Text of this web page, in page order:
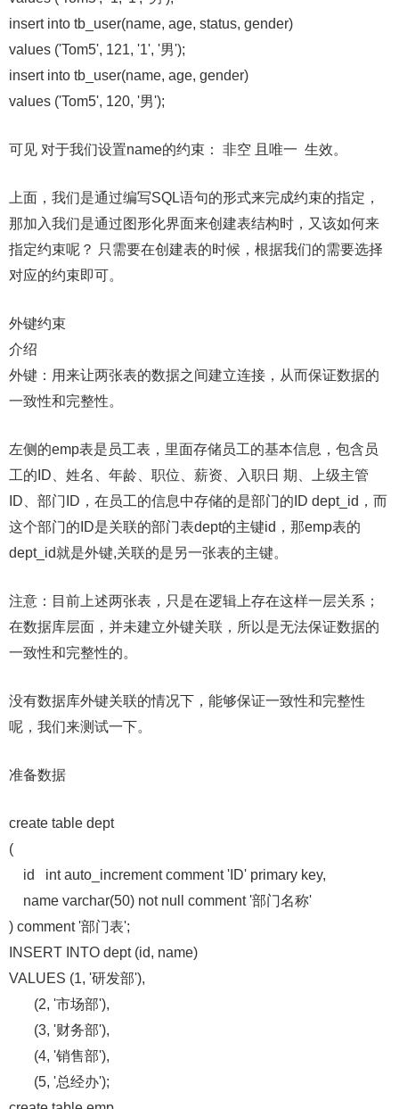
insert into tb_user(name, age, status, gender)
values ('Tom5', 121, '1', '男');
insert into tb_user(name, age, gender)
values ('Tom5', 120, '男');
可见 对于我们设置name的约束： 非空 且唯一 生效。
上面，我们是通过编写SQL语句的形式来完成约束的指定，
那加入我们是通过图形化界面来创建表结构时，又该如何来
指定约束呢？ 只需要在创建表的时候，根据我们的需要选择
对应的约束即可。
外键约束
介绍
外键：用来让两张表的数据之间建立连接，从而保证数据的
一致性和完整性。
左侧的emp表是员工表，里面存储员工的基本信息，包含员
工的ID、姓名、年龄、职位、薪资、入职日 期、上级主管
ID、部门ID，在员工的信息中存储的是部门的ID dept_id，而
这个部门的ID是关联的部门表dept的主键id，那emp表的
dept_id就是外键,关联的是另一张表的主键。
注意：目前上述两张表，只是在逻辑上存在这样一层关系；
在数据库层面，并未建立外键关联，所以是无法保证数据的
一致性和完整性的。
没有数据库外键关联的情况下，能够保证一致性和完整性
呢，我们来测试一下。
准备数据
create table dept
(
id int auto_increment comment 'ID' primary key,
name varchar(50) not null comment '部门名称'
) comment '部门表';
INSERT INTO dept (id, name)
VALUES (1, '研发部'),
(2, '市场部'),
(3, '财务部'),
(4, '销售部'),
(5, '总经办');